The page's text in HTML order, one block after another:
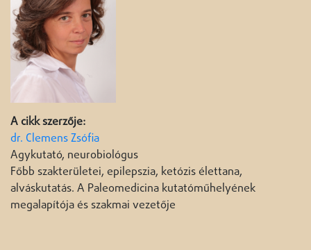
A cikk szerzője:
dr. Clemens Zsófia
Agykutató, neurobiológus
Főbb szakterületei, epilepszia, ketózis élettana,
alváskutatás. A Paleomedicina kutatóműhelyének
megalapítója és szakmai vezetője